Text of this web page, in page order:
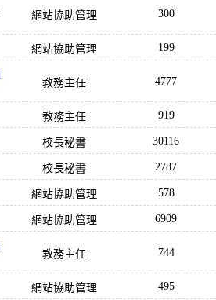
網站協助管理 300
網站協助管理 199
教務主任 4777
教務主任 919
校長秘書 30116
校長秘書 2787
網站協助管理 578
網站協助管理 6909
教務主任 744
網站協助管理 495